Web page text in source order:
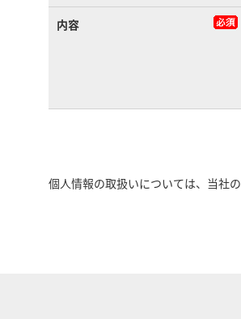
内容
個人情報の取扱いについては、当社の